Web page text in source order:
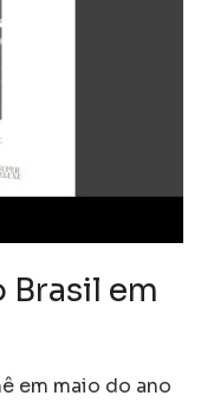
Brasil em
em maio do ano